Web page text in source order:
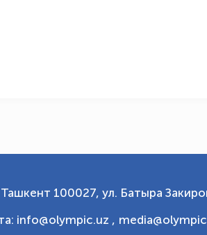
100027, ул. Батыра
info@olympic.uz ,